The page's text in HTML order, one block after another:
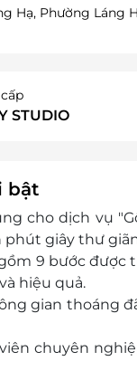
Hạ, Phường Láng
STUDIO
bật
cho dịch vụ
phút giây thư
9 bước được
hiệu quả.
gian thoáng
chuyên